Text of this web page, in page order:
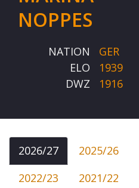
NOPPES
NATION
GER
ELO
1939
DWZ
1916
2026/27 2025/26
2022/23
2021/22